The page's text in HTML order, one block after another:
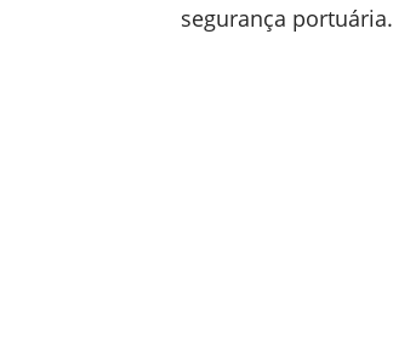
segurança portuária.